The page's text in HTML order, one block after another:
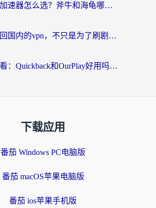
海外回国加速器怎么选？斧牛和海龟哪个好？一篇帮你避开坑的实用指南
从匈牙利回国内的vpn，不只是为了刷剧那么简单
海外党必看：Quickback和OurPlay好用吗？3分钟选对回国加速器，无缝刷剧玩游戏
下载应用
番茄 Windows PC电脑版
番茄 macOS苹果电脑版
番茄 ios苹果手机版